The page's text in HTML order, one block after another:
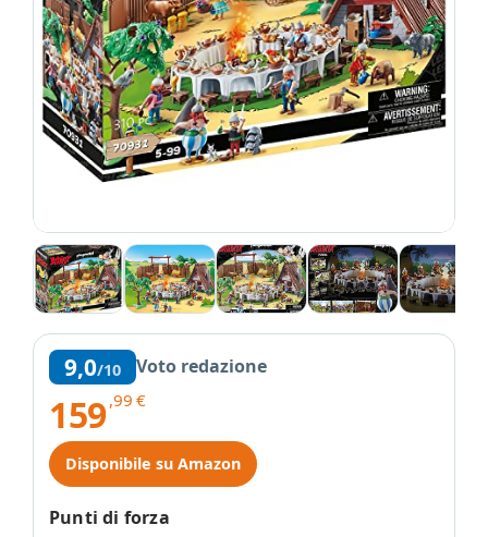
9,0/10 Voto redazione
159,99 €
Disponibile su Amazon
Punti di forza